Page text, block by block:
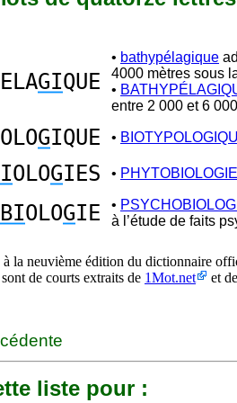
ELAGIQUE
• bathypélagique
4000 mètres sous
•
entre 2 000 et 6
OLOGIQUE •
OLOGIES • PHYTOBIOLOGIE
BIOLOGIE •
à l’étude de faits
la neuvième édition du dictionnaire
de courts extraits de 1Mot.net et de
liste pour :